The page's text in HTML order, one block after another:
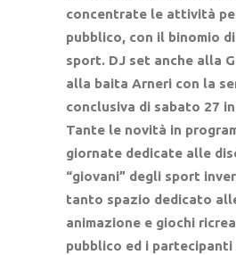
concentrate le attività
pubblico, con il binomio
sport. DJ set anche alla
alla baita Arneri con la
conclusiva di sabato 27
Tante le novità in
giornate dedicate alle
“giovani” degli sport
tanto spazio dedicato
animazione e giochi
pubblico ed i